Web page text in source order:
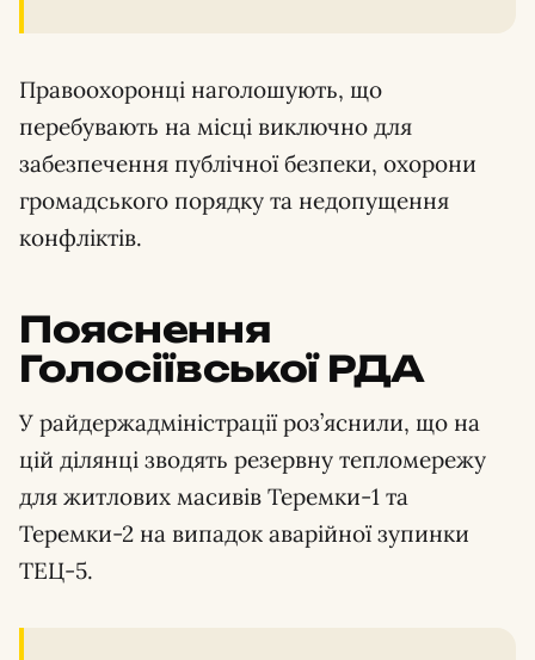
Правоохоронці наголошують, що
перебувають на місці виключно для
забезпечення публічної безпеки, охорони
громадського порядку та недопущення
конфліктів.
Пояснення
Голосіївської РДА
У райдержадміністрації роз’яснили, що на
цій ділянці зводять резервну тепломережу
для житлових масивів Теремки-1 та
Теремки-2 на випадок аварійної зупинки
ТЕЦ-5.